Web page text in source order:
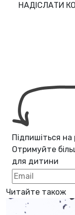
НАДІСЛАТИ
Підпишіться
Отримуйте
для дитини
Читайте також